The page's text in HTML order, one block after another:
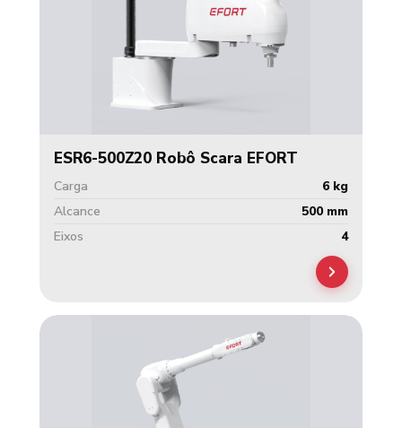
ESR6-500Z20 Robô Scara EFORT
Carga
6 kg
Alcance
500 mm
Eixos
4